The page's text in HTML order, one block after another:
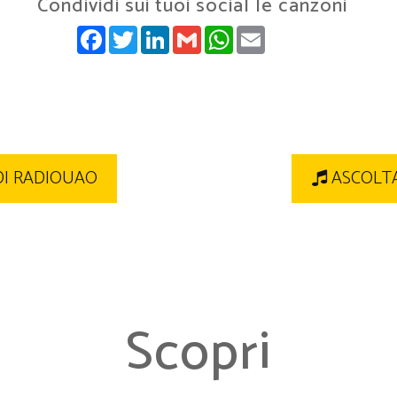
Condividi sui tuoi social le canzoni
FACEBOOK
TWITTERLINKEDIN
GMAILWHATSAPP
RADIOUAO
Scopri